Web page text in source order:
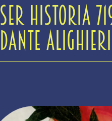
Ser Historia
Dante